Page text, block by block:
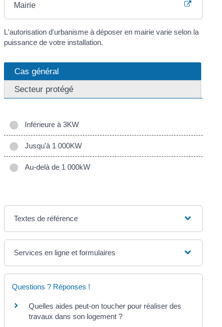
Mairie
L'autorisation d'urbanisme à déposer en mairie varie selon la
puissance de votre installation.
Cas général
Secteur protégé
Inférieure à 3KW
Jusqu'à 1 000KW
Au-delà de 1 000kW
Textes de référence
Services en ligne et formulaires
Questions ? Réponses !
Quelles aides peut-on toucher pour réaliser des
travaux dans son logement ?